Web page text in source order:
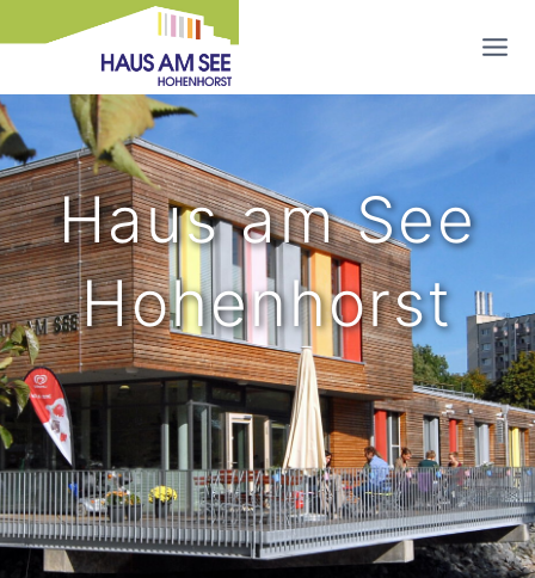
Inhalt
Haus am See
Hohenhorst